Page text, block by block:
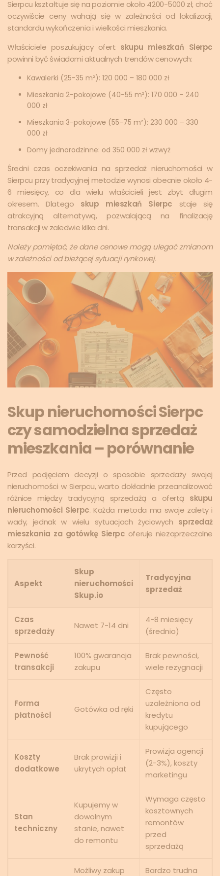
Sierpcu kształtuje się na poziomie około 4200-5000 zł, choć
oczywiście ceny wahają się w zależności od lokalizacji,
standardu wykończenia i wielkości mieszkania.
Właściciele poszukujący ofert skupu mieszkań Sierpc
powinni być świadomi aktualnych trendów cenowych:
Kawalerki (25-35 m²): 120 000 – 180 000 zł
Mieszkania 2-pokojowe (40-55 m²): 170 000 – 240
000 zł
Mieszkania 3-pokojowe (55-75 m²): 230 000 – 330
000 zł
Domy jednorodzinne: od 350 000 zł wzwyż
Średni czas oczekiwania na sprzedaż nieruchomości w
Sierpcu przy tradycyjnej metodzie wynosi obecnie około 4-
6 miesięcy, co dla wielu właścicieli jest zbyt długim
okresem. Dlatego skup mieszkań Sierpc staje się
atrakcyjną alternatywą, pozwalającą na finalizację
transakcji w zaledwie kilka dni.
Należy pamiętać, że dane cenowe mogą ulegać zmianom
w zależności od bieżącej sytuacji rynkowej.
Skup nieruchomości Sierpc
czy samodzielna sprzedaż
mieszkania – porównanie
Przed podjęciem decyzji o sposobie sprzedaży swojej
nieruchomości w Sierpcu, warto dokładnie przeanalizować
różnice między tradycyjną sprzedażą a ofertą skupu
nieruchomości Sierpc. Każda metoda ma swoje zalety i
wady, jednak w wielu sytuacjach życiowych sprzedaż
mieszkania za gotówkę Sierpc oferuje niezaprzeczalne
korzyści.
Aspekt
Skup
nieruchomości
Skup.io
Tradycyjna
sprzedaż
Czas
sprzedaży
Nawet 7-14 dni
4-8 miesięcy
(średnio)
Pewność
transakcji
100% gwarancja
zakupu
Brak pewności,
wiele rezygnacji
Forma
płatności
Gotówka od ręki
Często
uzależniona od
kredytu
kupującego
Koszty
dodatkowe
Brak prowizji i
ukrytych opłat
Prowizja agencji
(2-3%), koszty
marketingu
Stan
techniczny
Kupujemy w
dowolnym
stanie, nawet
do remontu
Wymaga często
kosztownych
remontów
przed
sprzedażą
Możliwy zakup
Bardzo trudna